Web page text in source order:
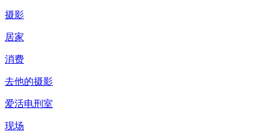
摄影
居家
消费
去他的摄影
爱活电刑室
现场